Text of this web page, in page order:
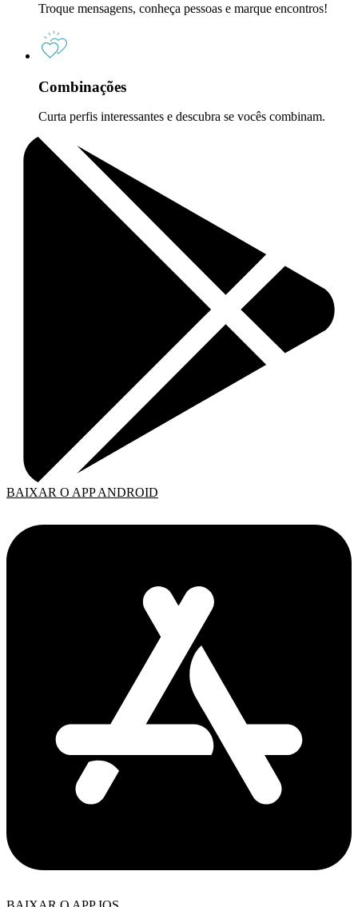
Troque mensagens, conheça pessoas e marque encontros!
Combinações
Curta perfis interessantes e descubra se vocês combinam.
BAIXAR O APP ANDROID